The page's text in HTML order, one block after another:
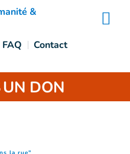
FAQ
Contact
UN DON